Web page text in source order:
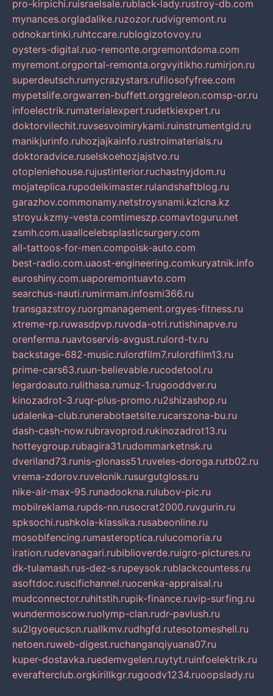
pro-kirpichi.ruisraelsale.rublack-lady.rustroy-db.com
mynances.orgladalike.ruzozor.rudvigremont.ru
odnokartinki.ruhtccare.rublogizotovoy.ru
oysters-digital.ruo-remonte.orgremontdoma.com
myremont.orgportal-remonta.orgvyitikho.rumirjon.ru
superdeutsch.rumycrazystars.rufilosofyfree.com
mypetslife.orgwarren-buffett.orggreleon.comsp-or.ru
infoelectrik.rumaterialexpert.rudetkiexpert.ru
doktorvilechit.ruvsesvoimirykami.ruinstrumentgid.ru
manikjurinfo.ruhozjajkainfo.rustroimaterials.ru
doktoradvice.ruselskoehozjajstvo.ru
otopleniehouse.rujustinterior.ruchastnyjdom.ru
mojateplica.rupodelkimaster.rulandshaftblog.ru
garazhov.commonamy.netstroysnami.kzlcna.kz
stroyu.kzmy-vesta.comtimeszp.comavtoguru.net
zsmh.com.uaallcelebsplasticsurgery.com
all-tattoos-for-men.compoisk-auto.com
best-radio.com.uaost-engineering.comkuryatnik.info
euroshiny.com.uaporemontuavto.com
searchus-nauti.rumirmam.infosmi366.ru
transgazstroy.ruorgmanagement.orgyes-fitness.ru
xtreme-rp.ruwasdpvp.ruvoda-otri.rutishinapve.ru
orenferma.ruavtoservis-avgust.rulord-tv.ru
backstage-682-music.rulordfilm7.rulordfilm13.ru
prime-cars63.ruun-believable.rucodetool.ru
legardoauto.rulithasa.rumuz-1.rugooddver.ru
kinozadrot-3.ruqr-plus-promo.ru2shizashop.ru
udalenka-club.runerabotaetsite.rucarszona-bu.ru
dash-cash-now.rubravoprod.rukinozadrot13.ru
hotteygroup.rubagira31.rudommarketnsk.ru
dveriland73.runis-glonass51.ruveles-doroga.rutb02.ru
vrema-zdorov.ruvelonik.rusurgutgloss.ru
nike-air-max-95.runadookna.rulubov-pic.ru
mobilreklama.rupds-nn.rusocrat2000.ruvgurin.ru
spksochi.rushkola-klassika.rusabeonline.ru
mosoblfencing.rumasteroptica.rulucomoria.ru
iration.rudevanagari.rubiblioverde.ruigro-pictures.ru
dk-tulamash.rus-dez-s.rupeysok.rublackcountess.ru
asoftdoc.ruscifichannel.ruocenka-appraisal.ru
mudconnector.ruhitstih.rupik-finance.ruvip-surfing.ru
wundermoscow.ruolymp-clan.rudr-pavlush.ru
su2lgyoeucscn.ruallkmv.rudhgfd.rutesotomeshell.ru
netoen.ruweb-digest.ruchanganqiyuana07.ru
kuper-dostavka.ruedemvgelen.ruytyt.ruinfoelektrik.ru
everafterclub.orgkirillkgr.rugoodv1234.ruoopslady.ru